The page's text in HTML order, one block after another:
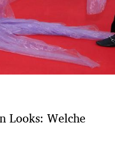
Looks: Welche